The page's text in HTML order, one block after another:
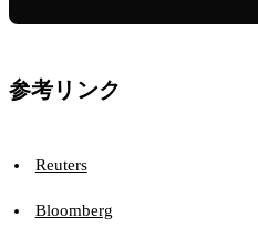
参考リンク
Reuters
Bloomberg